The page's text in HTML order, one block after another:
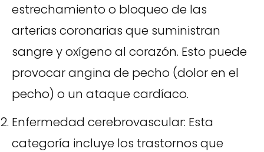
estrechamiento o bloqueo de las
arterias coronarias que suministran
sangre y oxígeno al corazón. Esto puede
provocar angina de pecho (dolor en el
pecho) o un ataque cardíaco.
Enfermedad cerebrovascular: Esta
categoría incluye los trastornos que